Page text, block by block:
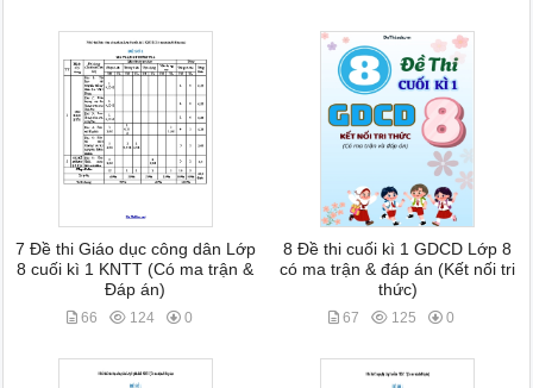
7 Đề thi Giáo dục công dân Lớp
8 cuối kì 1 KNTT (Có ma trận &
Đáp án)
66 124 0
8 Đề thi cuối kì 1 GDCD Lớp 8
có ma trận & đáp án (Kết nối tri
thức)
67 125 0